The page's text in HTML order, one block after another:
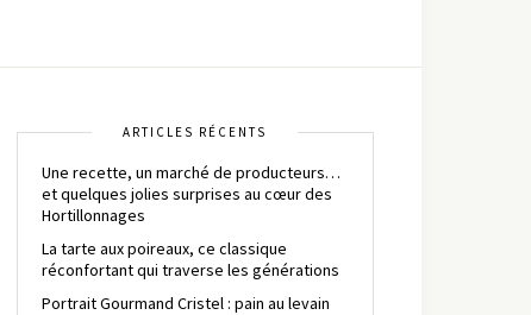
ARTICLES RÉCENTS
Une recette, un marché de producteurs…
et quelques jolies surprises au cœur des
Hortillonnages
La tarte aux poireaux, ce classique
réconfortant qui traverse les générations
Portrait Gourmand Cristel : pain au levain